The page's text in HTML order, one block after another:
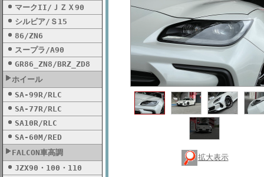
マークII/ＪＺＸ90
シルビア/Ｓ15
86/ZN6
スープラ/A90
GR86_ZN8/BRZ_ZD8
ホイール
SA-99R/RLC
SA-77R/RLC
SA10R/RLC
SA-60M/RED
FALCON車高調
JZX90・100・110
拡大表示